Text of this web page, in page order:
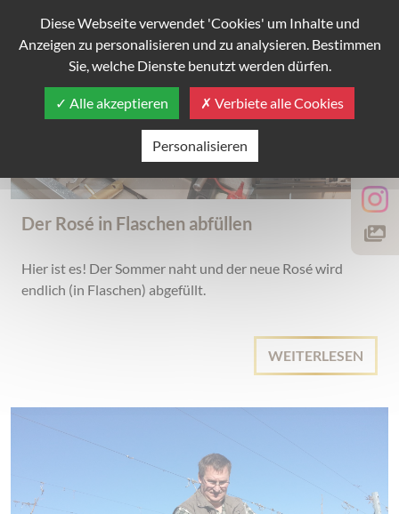
Der Rosé in Flaschen abfüllen
Hier ist es! Der Sommer naht und der neue Rosé wird
endlich (in Flaschen) abgefüllt.
WEITERLESEN
Diese Webseite verwendet 'Cookies' um Inhalte und
Anzeigen zu personalisieren und zu analysieren. Bestimmen
Sie, welche Dienste benutzt werden dürfen.
Alle akzeptieren Verbiete alle Cookies
Personalisieren